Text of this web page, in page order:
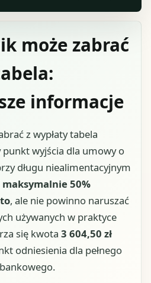
może zabrać
informacje
z wypłaty tabela
wyjścia dla umowy o
długu niealimentacyjnym
maksymalnie 50%
, ale nie powinno naruszać
używanych w praktyce
się kwota 3 604,50 zł
odniesienia dla pełnego